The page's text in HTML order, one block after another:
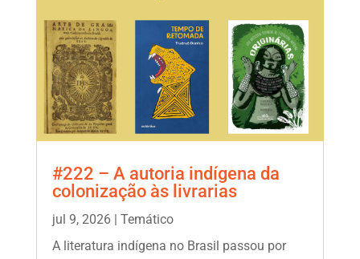
#222 – A autoria indígena da
colonização às livrarias
jul 9, 2026| Temático
A literatura indígena no Brasil passou por